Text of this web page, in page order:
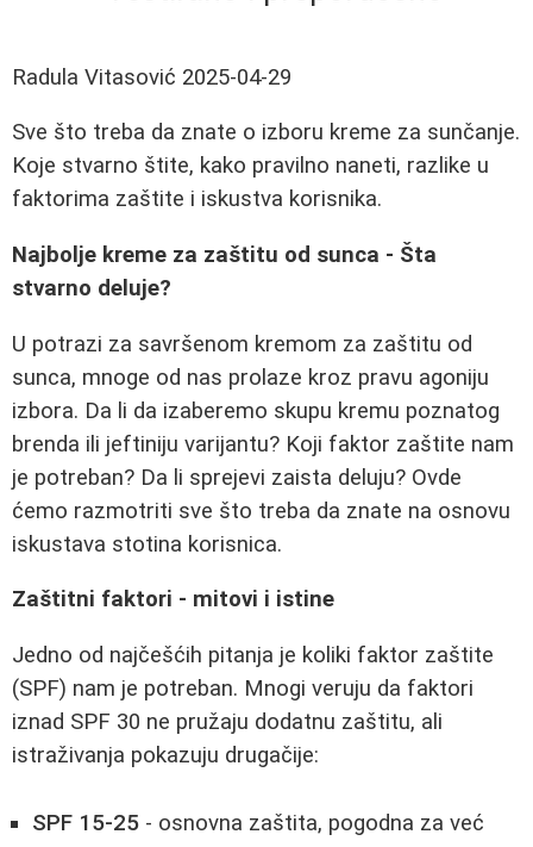
Radula Vitasović 2025-04-29
Sve što treba da znate o izboru kreme za sunčanje.
Koje stvarno štite, kako pravilno naneti, razlike u
faktorima zaštite i iskustva korisnika.
Najbolje kreme za zaštitu od sunca - Šta
stvarno deluje?
U potrazi za savršenom kremom za zaštitu od
sunca, mnoge od nas prolaze kroz pravu agoniju
izbora. Da li da izaberemo skupu kremu poznatog
brenda ili jeftiniju varijantu? Koji faktor zaštite nam
je potreban? Da li sprejevi zaista deluju? Ovde
ćemo razmotriti sve što treba da znate na osnovu
iskustava stotina korisnica.
Zaštitni faktori - mitovi i istine
Jedno od najčešćih pitanja je koliki faktor zaštite
(SPF) nam je potreban. Mnogi veruju da faktori
iznad SPF 30 ne pružaju dodatnu zaštitu, ali
istraživanja pokazuju drugačije:
SPF 15-25 - osnovna zaštita, pogodna za već